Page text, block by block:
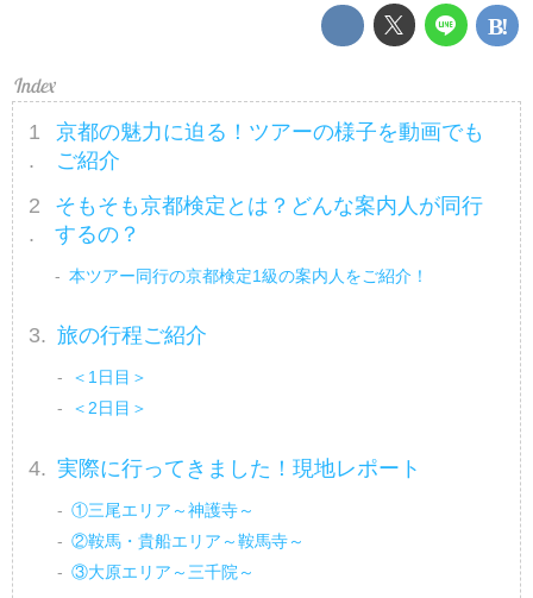
京都の魅力に迫る！ツアーの様子を動画でも
ご紹介
そもそも京都検定とは？どんな案内人が同行
するの？
本ツアー同行の京都検定1級の案内人をご紹介！
旅の行程ご紹介
＜1日目＞
＜2日目＞
実際に行ってきました！現地レポート
①三尾エリア～神護寺～
②鞍馬・貴船エリア～鞍馬寺～
③大原エリア～三千院～